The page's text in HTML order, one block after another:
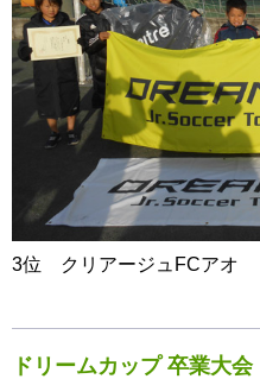
3位 クリアージュFCアオ
ドリームカップ 卒業大会